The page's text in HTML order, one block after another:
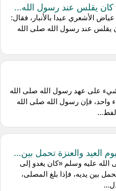
كان يقلس عند رسول الله...
الأشعري عيدا بالأنبار، فقال:
يقلس عند رسول الله صلى الله
على عهد رسول الله صلى الله
واحد، فإن رسول الله صلى الله
العيد والعنزة تحمل بين...
عليه وسلم «كان يغدو إلى
بين يديه، فإذا بلغ المصلى،